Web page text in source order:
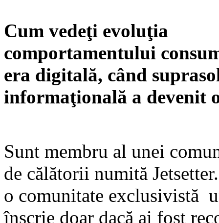
Cum vedeţi evoluţia
comportamentului
era digitală, când
informaţională a devenit
Sunt membru al unei
de călătorii numită
o comunitate exclusivistă
înscrie doar dacă ai fost